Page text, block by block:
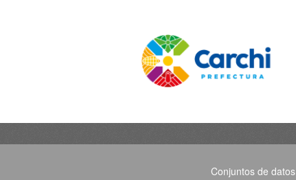
Conjuntos de datos